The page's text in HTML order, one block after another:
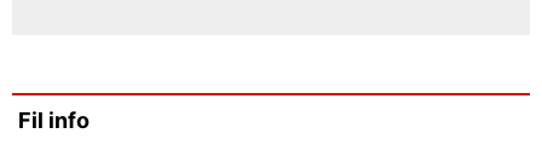
Fil info